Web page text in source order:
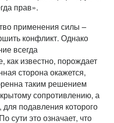
прав».
применения силы –
конфликт. Однако
всегда
известно, порождает
сторона окажется,
таким решением
сопротивлению, а
для подавления которого
сути это означает, что